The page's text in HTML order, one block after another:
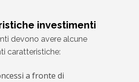
investimenti
devono avere alcune
caratteristiche:
a fronte di